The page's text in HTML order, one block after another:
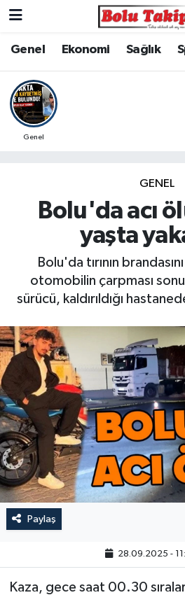
Genel Ekonomi Sağlık
Genel
GENEL
Bolu'da acı
yaşta
Bolu'da tırının
otomobilin çarpması
sürücü, kaldırıldığı
Paylaş
28.09.2025 -
Kaza, gece saat 00.30